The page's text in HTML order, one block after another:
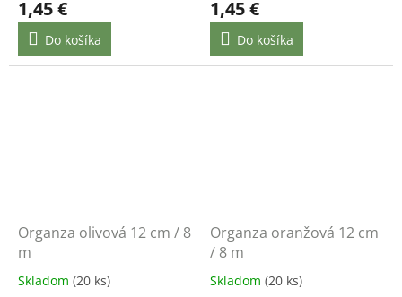
1,45 €
Do košíka
1,45 €
Do košíka
Organza olivová 12 cm / 8
m
Skladom (20 ks)
Organza oranžová 12 cm
/ 8 m
Skladom (20 ks)